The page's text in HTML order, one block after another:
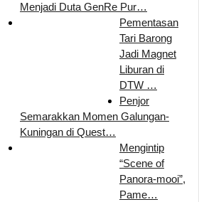
Menjadi Duta GenRe Pur…
Pementasan
Tari Barong
Jadi Magnet
Liburan di
DTW …
Penjor
Semarakkan Momen Galungan-
Kuningan di Quest…
Mengintip
“Scene of
Panora-mooi”,
Pame…